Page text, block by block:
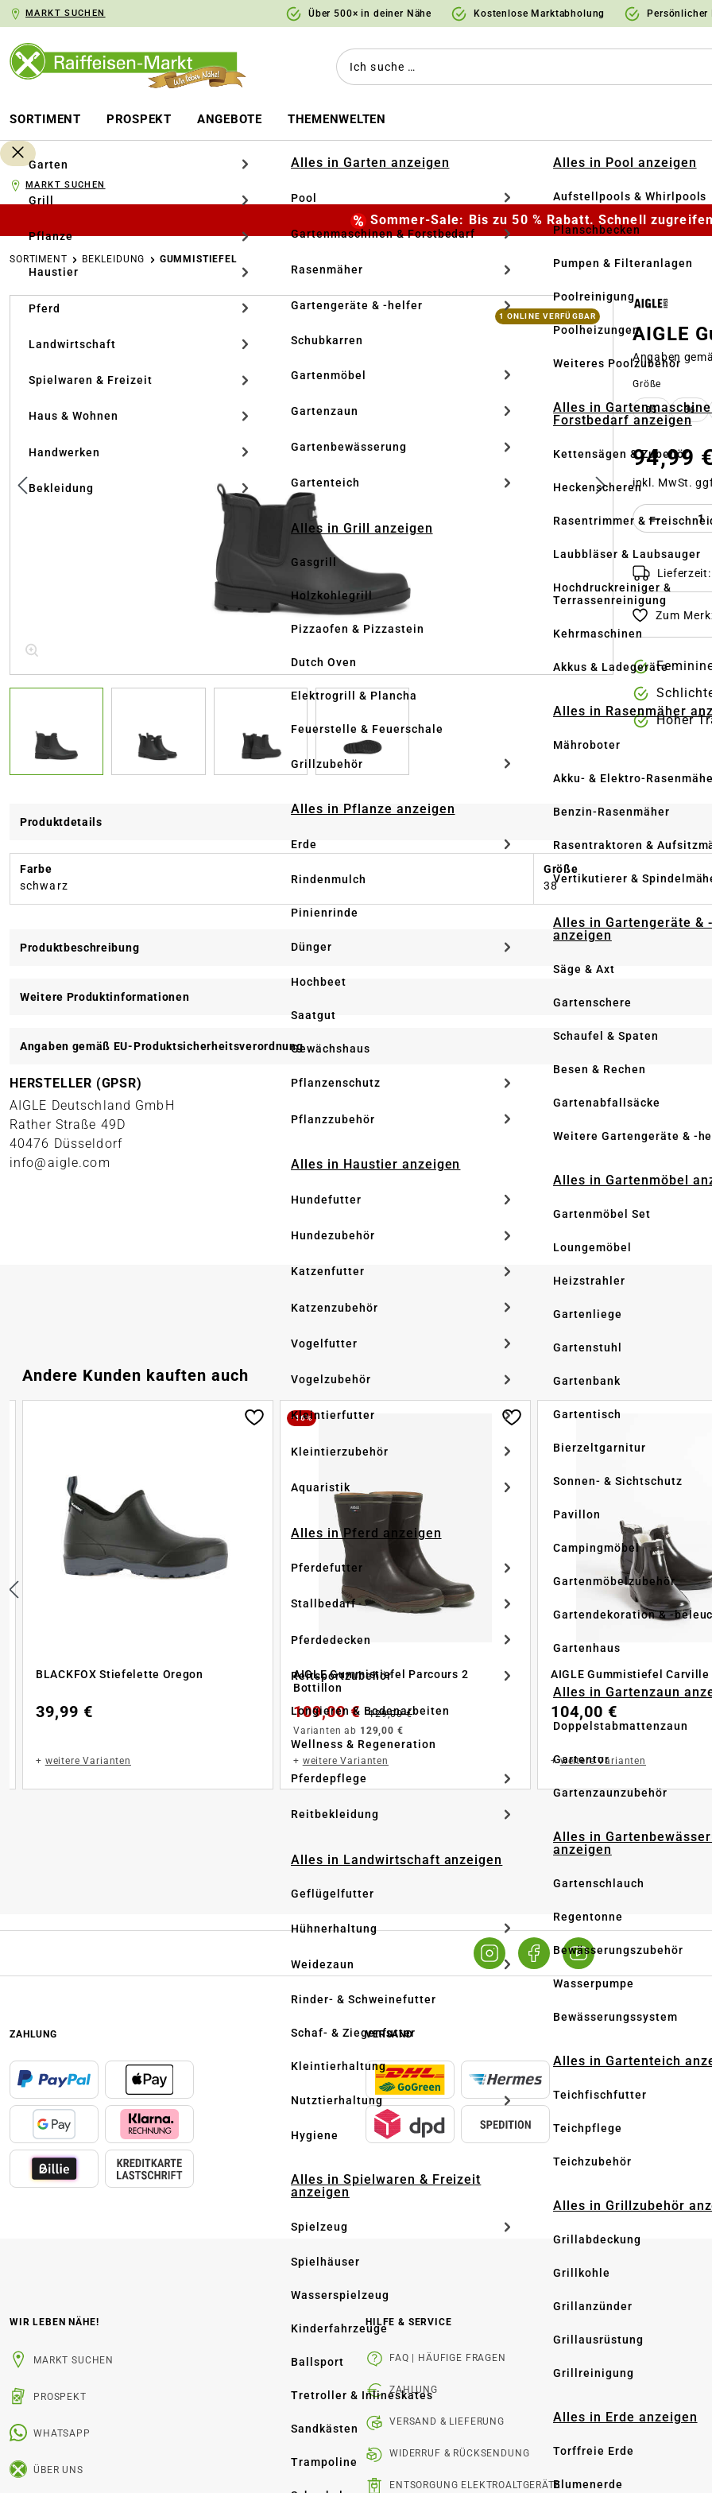
Zur Hauptnavigation springen
MARKT SUCHEN Über 500× in deiner Nähe Kostenlose Marktabholung Persönlicher
SORTIMENT PROSPEKT ANGEBOTE THEMENWELTEN
Garten
Grill
Pflanze
Haustier
Pferd
Landwirtschaft
Spielwaren & Freizeit
Haus & Wohnen
Handwerken
Bekleidung
Alles in Garten anzeigen
Pool
Gartenmaschinen & Forstbedarf
Rasenmäher
Gartengeräte & -helfer
Schubkarren
Gartenmöbel
Gartenzaun
Gartenbewässerung
Gartenteich
Alles in Grill anzeigen
Gasgrill
Holzkohlegrill
Pizzaofen & Pizzastein
Dutch Oven
Elektrogrill & Plancha
Feuerstelle & Feuerschale
Grillzubehör
Alles in Pflanze anzeigen
Erde
Rindenmulch
Pinienrinde
Dünger
Hochbeet
Saatgut
Gewächshaus
Pflanzenschutz
Pflanzzubehör
Alles in Haustier anzeigen
Hundefutter
Hundezubehör
Katzenfutter
Katzenzubehör
Vogelfutter
Vogelzubehör
Kleintierfutter
Kleintierzubehör
Aquaristik
Alles in Pferd anzeigen
Pferdefutter
Stallbedarf
Pferdedecken
Reitsportzubehör
Longieren & Bodenarbeiten
Wellness & Regeneration
Pferdepflege
Reitbekleidung
Alles in Landwirtschaft anzeigen
Geflügelfutter
Hühnerhaltung
Weidezaun
Rinder- & Schweinefutter
Schaf- & Ziegenfutter
Kleintierhaltung
Nutztierhaltung
Hygiene
Alles in Spielwaren & Freizeit
anzeigen
Spielzeug
Spielhäuser
Wasserspielzeug
Kinderfahrzeuge
Ballsport
Tretroller & Inlineskates
Sandkästen
Trampoline
Alles in Pool anzeigen
Aufstellpools & Whirlpools
Planschbecken
Pumpen & Filteranlagen
Poolreinigung
Poolheizungen
Weiteres Poolzubehör
Alles in
Forstbedarf anzeigen
Kettensägen & Zubehör
Heckenscheren
Rasentrimmer &
Laubbläser & Laubsauger
Hochdruckreiniger &
Terrassenreinigung
Kehrmaschinen
Akkus & Ladegeräte
Alles in Rasenmäher
Mähroboter
Akku- & Elektro-
Benzin-Rasenmäher
Rasentraktoren &
Vertikutierer &
Alles in Gartengeräte &
anzeigen
Säge & Axt
Gartenschere
Schaufel & Spaten
Besen & Rechen
Gartenabfallsäcke
Weitere Gartengeräte & -
Alles in Gartenmöbel
Gartenmöbel Set
Loungemöbel
Heizstrahler
Gartenliege
Gartenstuhl
Gartenbank
Gartentisch
Bierzeltgarnitur
Sonnen- & Sichtschutz
Pavillon
Campingmöbel
Gartenmöbelzubehör
Gartendekoration & -
Gartenhaus
Alles in Gartenzaun
Doppelstabmattenzaun
Gartentor
Gartenzaunzubehör
Alles in
anzeigen
Gartenschlauch
Regentonne
Bewässerungszubehör
Wasserpumpe
Bewässerungssystem
Alles in Gartenteich
Teichfischfutter
Teichpflege
Teichzubehör
Alles in Grillzubehör
Grillabdeckung
Grillkohle
Grillanzünder
Grillausrüstung
Grillreinigung
Alles in Erde anzeigen
Torffreie Erde
Blumenerde
MARKT SUCHEN
Sommer-Sale: Bis zu 50 % Rabatt. Schnell
SORTIMENT BEKLEIDUNG GUMMISTIEFEL
Bildergalerie überspringen
1 ONLINE VERFÜGBAR
AIGLE
Angaben
Größe
35 36
94,99 €
inkl. MwSt.
Produkt
Zum
Hoher
Produktdetails
Farbe
schwarz
Größe
38
Produktbeschreibung
Weitere Produktinformationen
Angaben gemäß EU-Produktsicherheitsverordnung
HERSTELLER (GPSR)
AIGLE Deutschland GmbH
Rather Straße 49D
40476 Düsseldorf
info@aigle.com
Produktgalerie überspringen
Andere Kunden kauften auch
BLACKFOX Stiefelette Oregon
39,99 €
+ weitere Varianten
-16%
AIGLE Gummistiefel Parcours 2
Bottillon
109,00 €
129,00 €
Varianten ab 129,00 €
+ weitere Varianten
104,00 €
+weitere Varianten
ZAHLUNG VERSAND
WIR LEBEN NÄHE!
MARKT SUCHEN
PROSPEKT
WHATSAPP
ÜBER UNS
HILFE & SERVICE
FAQ | HÄUFIGE FRAGEN
ZAHLUNG
VERSAND & LIEFERUNG
WIDERRUF & RÜCKSENDUNG
ENTSORGUNG ELEKTROALTGERÄTE